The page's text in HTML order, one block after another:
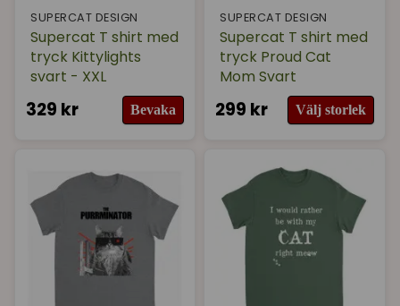
SUPERCAT DESIGN
Supercat T shirt med
tryck Kittylights
svart - XXL
329 kr Bevaka
SUPERCAT DESIGN
Supercat T shirt med
tryck Proud Cat
Mom Svart
299 kr Välj storlek